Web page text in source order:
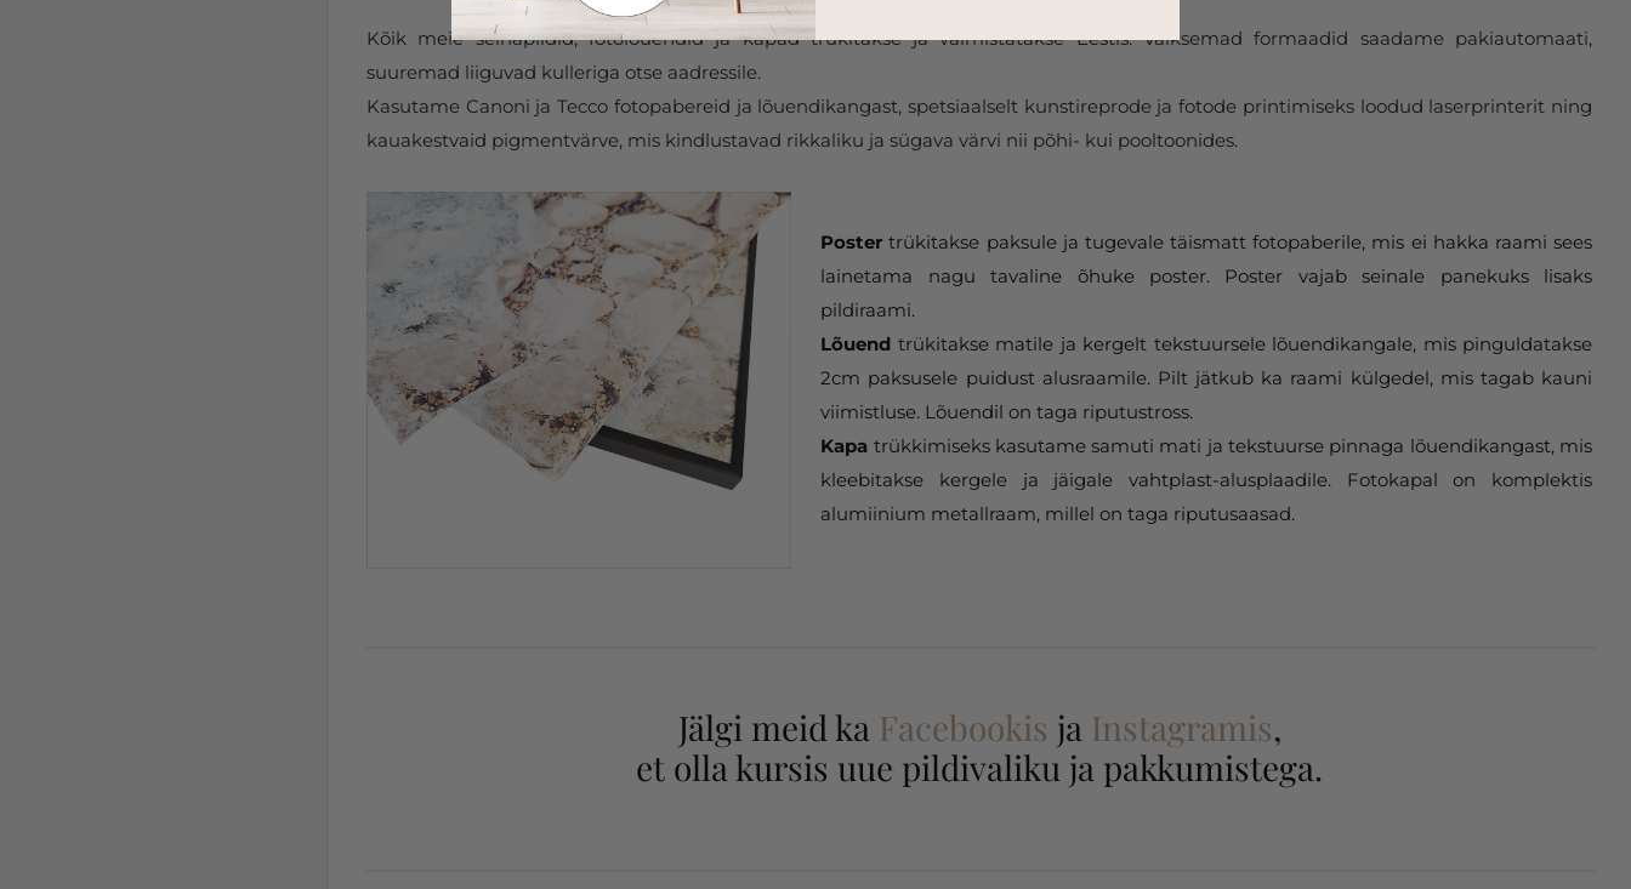
Kõik meie seinapildid, fotolõuendid ja kapad trükitakse ja valmistatakse Eestis. Väiksemad formaadid saadame pakiautomaati,
suuremad liiguvad kulleriga otse aadressile.
Kasutame Canoni ja Tecco fotopabereid ja lõuendikangast, spetsiaalselt kunstireprode ja fotode printimiseks loodud laserprinterit ning
kauakestvaid pigmentvärve, mis kindlustavad rikkaliku ja sügava värvi nii põhi- kui pooltoonides.
Poster trükitakse paksule ja tugevale täismatt fotopaberile, mis ei hakka raami sees
lainetama nagu tavaline õhuke poster. Poster vajab seinale panekuks lisaks
pildiraami.
Lõuend trükitakse matile ja kergelt tekstuursele lõuendikangale, mis pinguldatakse
2cm paksusele puidust alusraamile. Pilt jätkub ka raami külgedel, mis tagab kauni
viimistluse. Lõuendil on taga riputustross.
Kapa trükkimiseks kasutame samuti mati ja tekstuurse pinnaga lõuendikangast, mis
kleebitakse kergele ja jäigale vahtplast-alusplaadile. Fotokapal on komplektis
alumiinium metallraam, millel on taga riputusaasad.
Jälgi meid ka Facebookis ja Instagramis,
et olla kursis uue pildivaliku ja pakkumistega.